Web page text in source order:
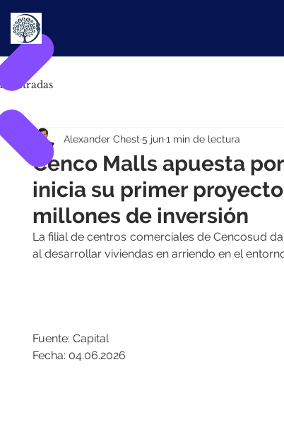
entradas
Cenco Malls apuesta
inicia su primer
millones de inversión
Alexander Chest 5 jun1 min de lectura
La filial de centros comerciales de Cencosud
al desarrollar viviendas en arriendo en el
Fuente: Capital
Fecha: 04.06.2026